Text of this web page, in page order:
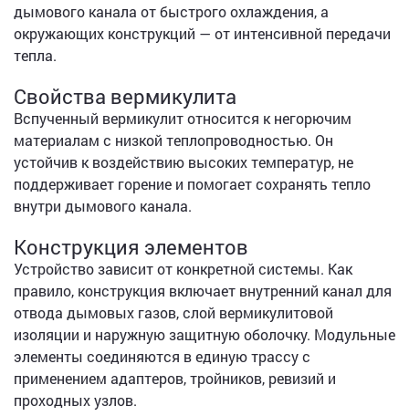
дымового канала от быстрого охлаждения, а
окружающих конструкций — от интенсивной передачи
тепла.
Свойства вермикулита
Вспученный вермикулит относится к негорючим
материалам с низкой теплопроводностью. Он
устойчив к воздействию высоких температур, не
поддерживает горение и помогает сохранять тепло
внутри дымового канала.
Конструкция элементов
Устройство зависит от конкретной системы. Как
правило, конструкция включает внутренний канал для
отвода дымовых газов, слой вермикулитовой
изоляции и наружную защитную оболочку. Модульные
элементы соединяются в единую трассу с
применением адаптеров, тройников, ревизий и
проходных узлов.